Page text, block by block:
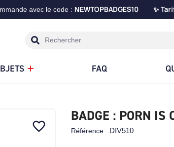
avec le code : NEWTOPBADGES10 ✨
FAQ
favorite_border
BADGE : PORN IS
Référence : DIV510